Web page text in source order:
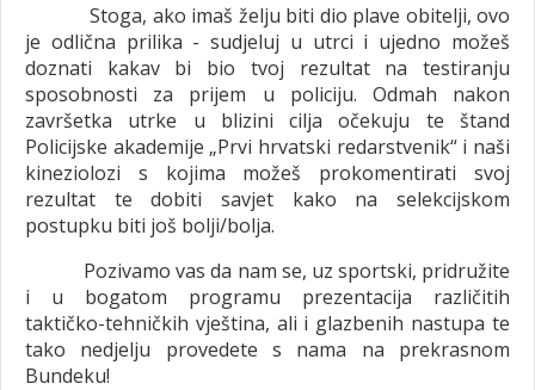
Stoga, ako imaš želju biti dio plave obitelji, ovo
je odlična prilika - sudjeluj u utrci i ujedno možeš
doznati kakav bi bio tvoj rezultat na testiranju
sposobnosti za prijem u policiju. Odmah nakon
završetka utrke u blizini cilja očekuju te štand
Policijske akademije „Prvi hrvatski redarstvenik“ i naši
kineziolozi s kojima možeš prokomentirati svoj
rezultat te dobiti savjet kako na selekcijskom
postupku biti još bolji/bolja.
Pozivamo vas da nam se, uz sportski, pridružite
i u bogatom programu prezentacija različitih
taktičko-tehničkih vještina, ali i glazbenih nastupa te
tako nedjelju provedete s nama na prekrasnom
Bundeku!